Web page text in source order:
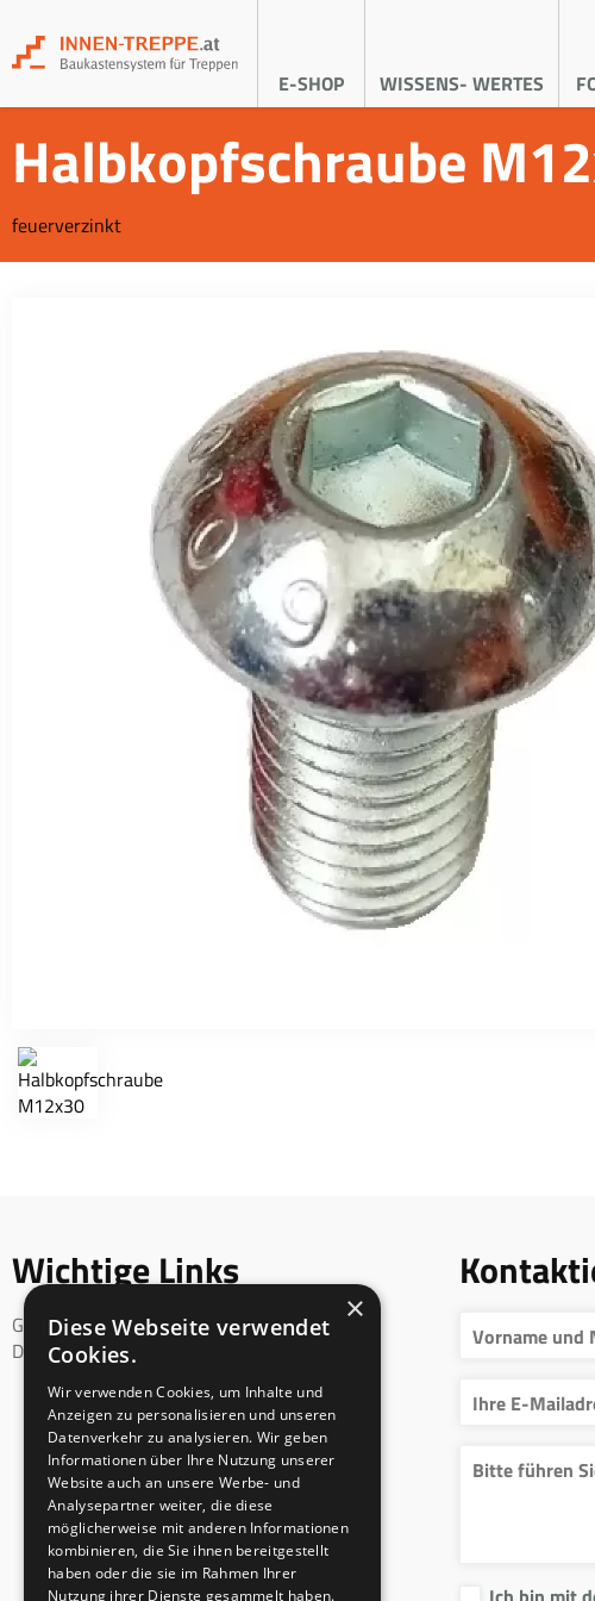
E-SHOP WISSENS- WERTES
Halbkopfschraube
feuerverzinkt
Wichtige Links
Geschäftsbedingungen
DSGVO
×
Diese Webseite verwendet
Cookies.
Wir verwenden Cookies, um Inhalte und
Anzeigen zu personalisieren und unseren
Datenverkehr zu analysieren. Wir geben
Informationen über Ihre Nutzung unserer
Website auch an unsere Werbe- und
Analysepartner weiter, die diese
möglicherweise mit anderen Informationen
kombinieren, die Sie ihnen bereitgestellt
haben oder die sie im Rahmen Ihrer
Nutzung ihrer Dienste gesammelt haben.